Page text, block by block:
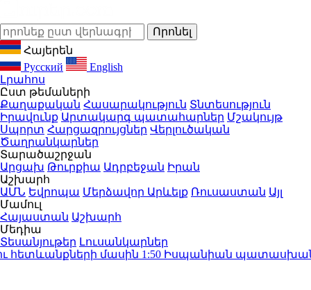
Հայերեն
Русский
English
Լրահոս
Ըստ թեմաների
Քաղաքական Հասարակություն Տնտեսություն
Իրավունք Արտակարգ պատահարներ Մշակույթ
Սպորտ Հարցազրույցներ Վերլուծական
Ծաղրանկարներ
Տարածաշրջան
Արցախ Թուրքիա Ադրբեջան Իրան
Աշխարհ
ԱՄՆ Եվրոպա Մերձավոր Արևելք Ռուսաստան Այլ
Մամուլ
Հայաստան Աշխարհ
Մեդիա
Տեսանյութեր Լուսանկարներ
մասին1:50Իսպանիան պատասխան